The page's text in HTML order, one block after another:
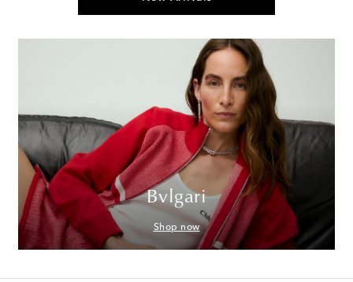
Bvlgari
Shop now